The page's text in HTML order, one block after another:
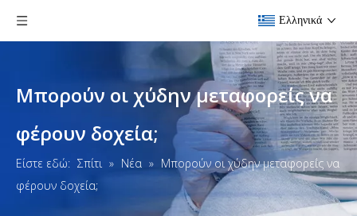
Ελληνικά
Μπορούν οι χύδην μεταφορείς να
φέρουν δοχεία;
Είστε εδώ: Σπίτι » Νέα » Μπορούν οι χύδην μεταφορείς να
φέρουν δοχεία;